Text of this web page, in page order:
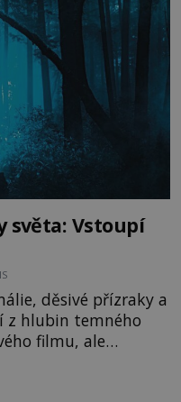
svědectví po
se svědectví
světa: Vstoupí
děsivé přízraky a
z hlubin temného
filmu, ale
lesů, které jsou
Lidé bydlící